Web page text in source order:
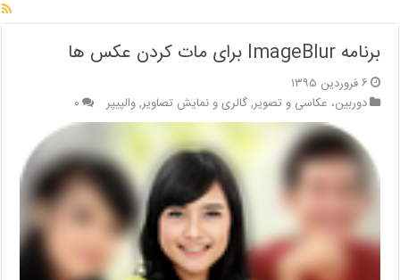
برنامه ImageBlur برای مات کردن عکس ها
۶ فروردین ۱۳۹۵
دوربین، عکاسی و تصویر,گالری و نمایش تصاویر,والپیپر ۰